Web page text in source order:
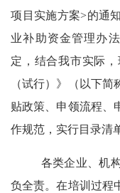
项目实施方案>的通
业补助资金管理办
定，结合我市实际，
（试行）》（以下
贴政策、申领流程、
作规范，实行目录清
各类企业、机
负全责。在培训过程